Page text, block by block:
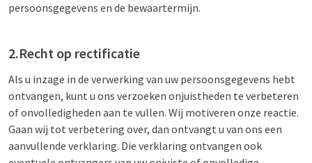
persoonsgegevens en de bewaartermijn.
2.Recht op rectificatie
Als u inzage in de verwerking van uw persoonsgegevens hebt
ontvangen, kunt u ons verzoeken onjuistheden te verbeteren
of onvolledigheden aan te vullen. Wij motiveren onze reactie.
Gaan wij tot verbetering over, dan ontvangt u van ons een
aanvullende verklaring. Die verklaring ontvangen ook